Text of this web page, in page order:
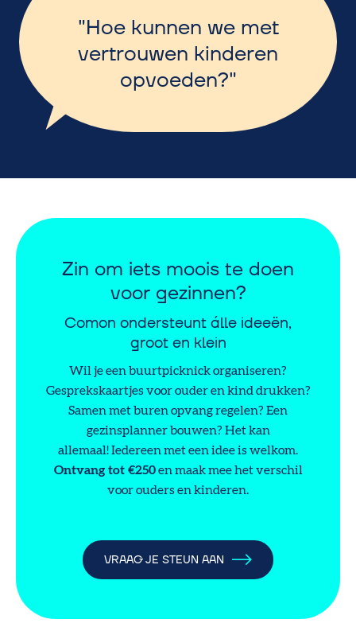
Hoe kunnen we met
vertrouwen kinderen
opvoeden?
Zin om iets moois te doen
voor gezinnen?
Comon ondersteunt álle ideeën,
groot en klein
Wil je een buurtpicknick organiseren?
Gesprekskaartjes voor ouder en kind drukken?
Samen met buren opvang regelen? Een
gezinsplanner bouwen? Het kan
allemaal! Iedereen met een idee is welkom.
Ontvang tot €250en maak mee het verschil
voor ouders en kinderen.
VRAAG JE STEUN AAN